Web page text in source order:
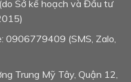
Sở kế hoạch và Đầu tư
0906779409 (SMS, Zalo,
Trung Mỹ Tây, Quận 12,